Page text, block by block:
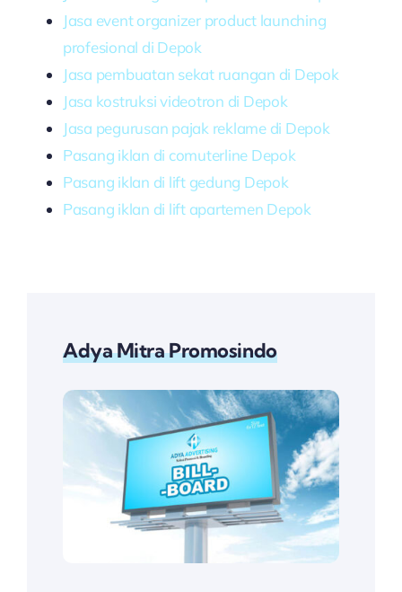
Jasa event organizer product launching
profesional di Depok
Jasa pembuatan sekat ruangan di Depok
Jasa kostruksi videotron di Depok
Jasa pegurusan pajak reklame di Depok
Pasang iklan di comuterline Depok
Pasang iklan di lift gedung Depok
Pasang iklan di lift apartemen Depok
Adya Mitra Promosindo